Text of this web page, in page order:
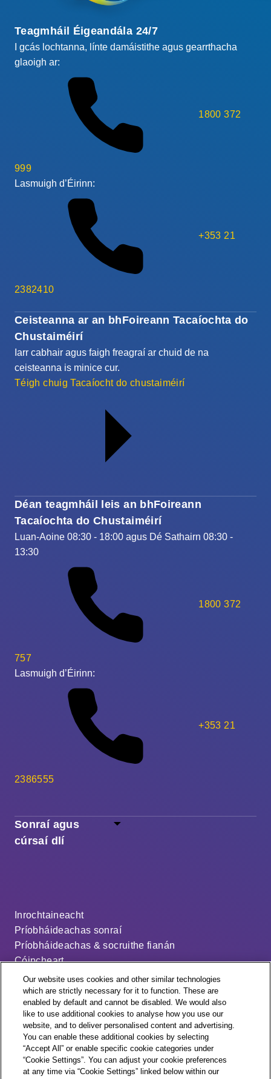
Sonraí agus
cúrsaí dlí
Inrochtaineacht
Príobháideachas sonraí
Príobháideachas & socruithe fianán
Cóipcheart
Séanadh
Ráiteas ar an sclábhaíocht nua-aimseartha
An cód dáileacháin
Socruithe fianán
Ceisteanna ar an bhFoireann Tacaíochta do
Chustaiméirí
Iarr cabhair agus faigh freagraí ar chuid de na
ceisteanna is minice cur.
Téigh chuig Tacaíocht do chustaiméirí
Déan teagmháil leis an bhFoireann
Tacaíochta do Chustaiméirí
Luan-Aoine 08:30 - 18:00 agus Dé Sathairn 08:30 -
13:30
1800 372
757
Lasmuigh d’Éirinn:
+353 21
2386555
Teagmháil Éigeandála 24/7
I gcás lochtanna, línte damáistithe agus gearrthacha
glaoigh ar:
1800 372
999
Lasmuigh d’Éirinn:
+353 21
2382410
Our website uses cookies and other similar technologies
which are strictly necessary for it to function. These are
enabled by default and cannot be disabled. We would also
like to use additional cookies to analyse how you use our
website, and to deliver personalised content and advertising.
You can enable these additional cookies by selecting
“Accept All” or enable specific cookie categories under
“Cookie Settings”. You can adjust your cookie preferences
at any time via “Cookie Settings” linked below within our